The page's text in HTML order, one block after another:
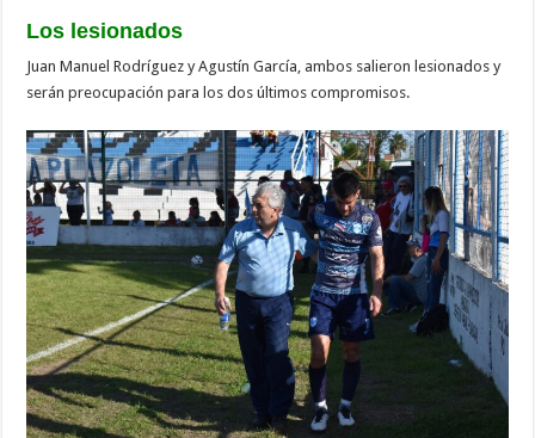
Los lesionados
Juan Manuel Rodríguez y Agustín García, ambos salieron lesionados y
serán preocupación para los dos últimos compromisos.